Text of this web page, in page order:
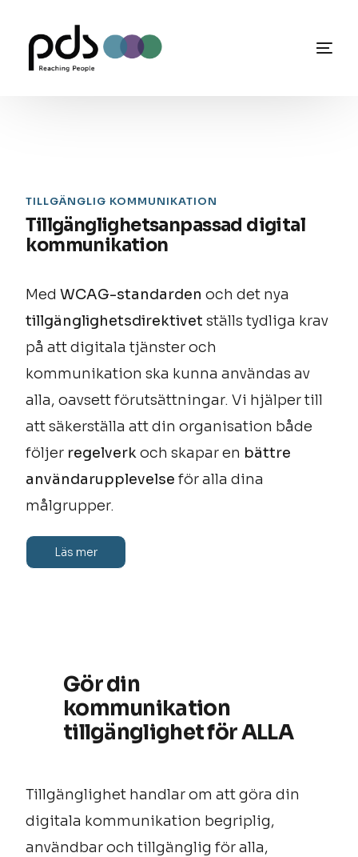
TILLGÄNGLIG KOMMUNIKATION
Tillgänglighetsanpassad digital
kommunikation
MedWCAG-standarden och det nya
tillgänglighetsdirektivet ställs tydliga krav
på att digitala tjänster och
kommunikation ska kunna användas av
alla, oavsett förutsättningar. Vi hjälper till
att säkerställa att din organisation både
följer regelverkoch skapar en bättre
användarupplevelse för alla dina
målgrupper.
Läs mer
Gör din
kommunikation
tillgänglighet för ALLA
Tillgänglighet handlar om att göra din
digitala kommunikation begriplig,
användbar och tillgänglig för alla,